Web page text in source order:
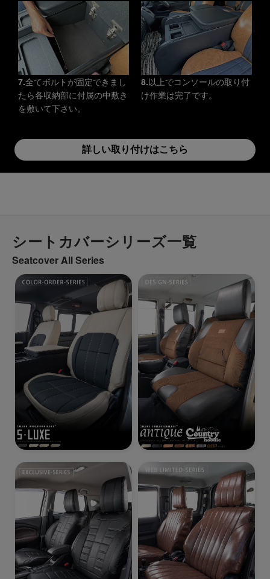
7.全てボルトが固定できまし
たら各収納部に付属の中敷き
を敷いて下さい。
8.以上でコンソールの取り付
け作業は完了です。
詳しい取り付けはこちら
シートカバーシリーズ一覧
Seatcover All Series